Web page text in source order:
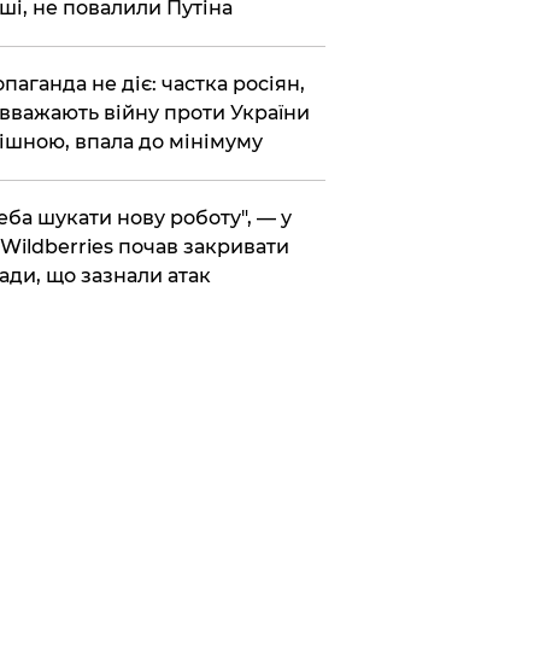
не повалили Путіна
не діє: частка росіян,
війну проти України
впала до мінімуму
шукати нову роботу", — у
почав закривати
що зазнали атак